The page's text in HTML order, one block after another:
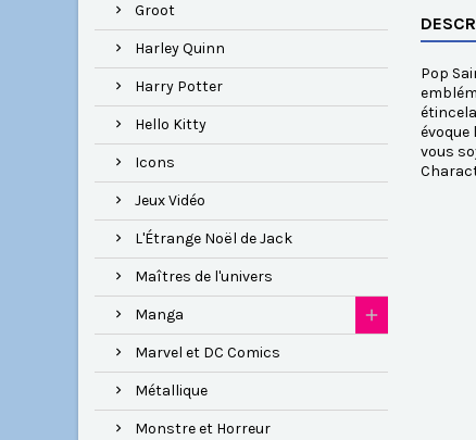
Groot
Harley Quinn
Harry Potter
Hello Kitty
Icons
Jeux Vidéo
L'Étrange Noël de Jack
Maîtres de l'univers
Manga
Marvel et DC Comics
Métallique
Monstre et Horreur
Pop
évoque
vous